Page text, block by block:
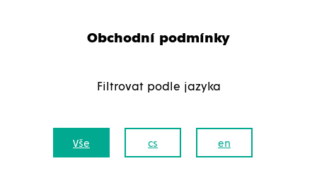
Obchodní podmínky
Filtrovat podle jazyka
Vše cs en